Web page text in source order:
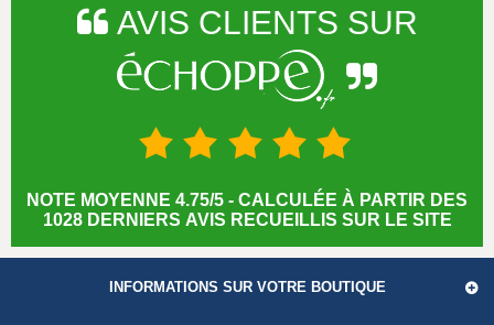
NOTE MOYENNE 4.75/5 - CALCULÉE À PARTIR DES
1028 DERNIERS AVIS RECUEILLIS SUR LE SITE
INFORMATIONS SUR VOTRE BOUTIQUE